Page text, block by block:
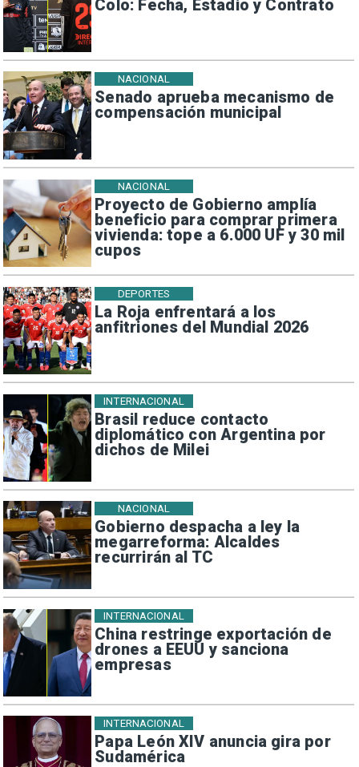
Colo: Fecha, Estadio y Contrato
Senado aprueba mecanismo de
compensación municipal
NACIONAL
Proyecto de Gobierno amplía
beneficio para comprar primera
vivienda: tope a 6.000 UF y 30 mil
cupos
NACIONAL
La Roja enfrentará a los
anfitriones del Mundial 2026
DEPORTES
Brasil reduce contacto
diplomático con Argentina por
dichos de Milei
INTERNACIONAL
Gobierno despacha a ley la
megarreforma: Alcaldes
recurrirán al TC
NACIONAL
China restringe exportación de
drones a EEUU y sanciona
empresas
INTERNACIONAL
Papa León XIV anuncia gira por
Sudamérica
INTERNACIONAL